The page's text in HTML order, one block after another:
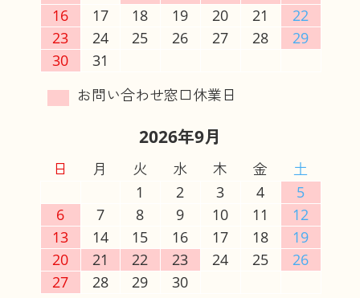
16
17 18 19 20 21
22
23
24 25 26 27 28
29
30
31
2026年9月
日 月 火 水 木 金
土
1
2 3 4
5
6
7 8 9 10 11
12
13
14 15 16 17 18
19
20
21 22 23 24 25
26
27
28 29 30